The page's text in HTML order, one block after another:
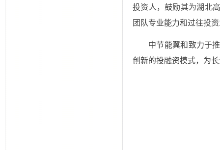
投资人，鼓励其为湖北
团队专业能力和过往投
中节能翼和致力于
创新的投融资模式，为